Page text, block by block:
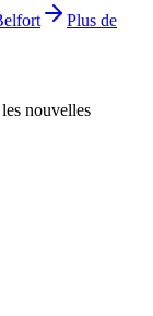
Plus de
nouvelles